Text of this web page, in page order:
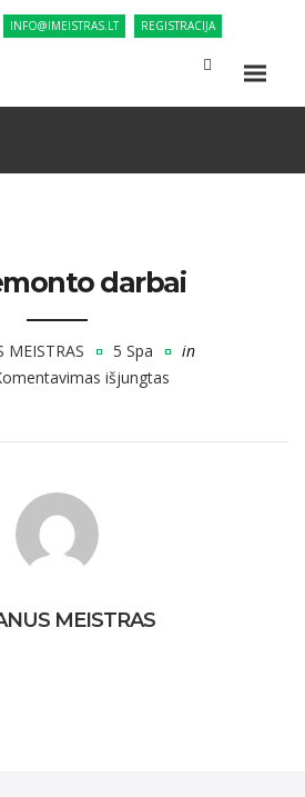
INFO@IMEISTRAS.LT REGISTRACIJA
darbai
MEISTRAS 5 Spa
in
išjungtas
MEISTRAS